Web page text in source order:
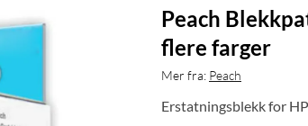
Peach
flere farger
Mer fra: Peach
Erstatningsblekk for